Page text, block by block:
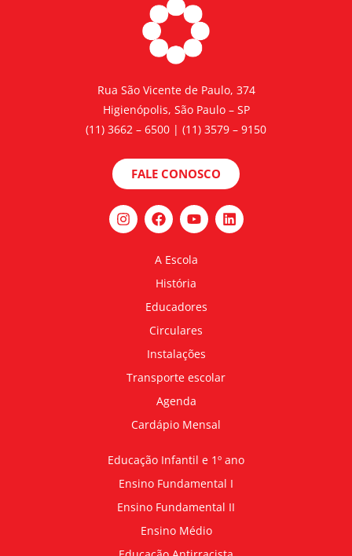
Rua São Vicente de Paulo, 374
Higienópolis, São Paulo – SP
(11) 3662 – 6500 | (11) 3579 – 9150
FALE CONOSCO
A Escola
História
Educadores
Circulares
Instalações
Transporte escolar
Agenda
Cardápio Mensal
Educação Infantil e 1º ano
Ensino Fundamental I
Ensino Fundamental II
Ensino Médio